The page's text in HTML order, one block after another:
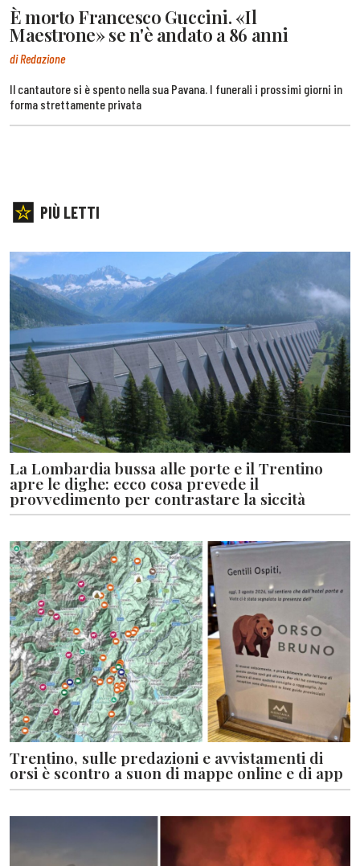
È morto Francesco Guccini. «Il
Maestrone» se n'è andato a 86 anni
di Redazione
Il cantautore si è spento nella sua Pavana. I funerali i prossimi giorni in
forma strettamente privata
PIÙ LETTI
La Lombardia bussa alle porte e il Trentino
apre le dighe: ecco cosa prevede il
provvedimento per contrastare la siccità
Trentino, sulle predazioni e avvistamenti di
orsi è scontro a suon di mappe online e di app